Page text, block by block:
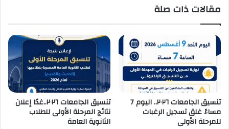
مقالات ذات صلة
تنسيق الجامعات ٢٠٢٦.. اليوم 7
مساءً غلق تسجيل الرغبات
للمرحلة الأولى
تنسيق الجامعات ٢٠٢٦..غدًا إعلان
نتائج المرحلة الأولى للطلاب
الثانوية العامة